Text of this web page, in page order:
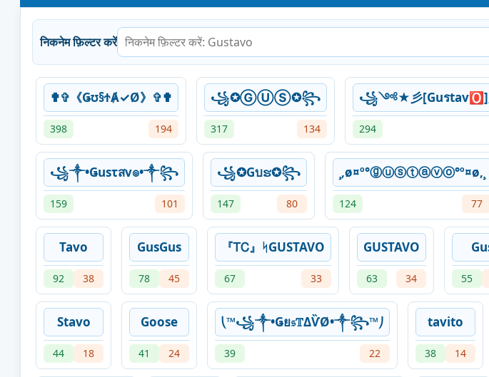
निकनेम फ़िल्टर करें
✟✞《Ǥʊ§ϮȺ✓Ø》✞✟
398 194
꧁✪ⒼⓊⓈ✪꧂
317 134
꧁༺★彡[Guร
294
꧁༒•Ǥusτสv๏•༒꧂
159 101
꧁✪Gบຮ✪꧂
147 80
¸,ø¤º°ⓖⓤⓢⓣⓐⓥⓞ°º¤ø,¸
124 77
Tavo
92 38
GusGus
78 45
『ᎢᏟ』ᛋGUSTAVO
67 33
GUSTAVO
63 34 55
Stavo
44 18
Goose
41 24
⎝™꧁༒•Ǥย𝔰𝕋ΔѶØ•༒꧂™⎠
39 22
tavito
38 14